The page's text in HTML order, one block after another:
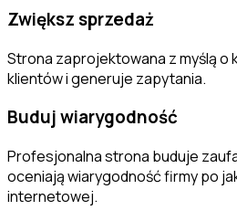
Zwiększ sprzedaż
Strona zaprojektowana z myślą o
klientów i generuje zapytania.
Buduj wiarygodność
Profesjonalna strona buduje
oceniają wiarygodność firmy po
internetowej.